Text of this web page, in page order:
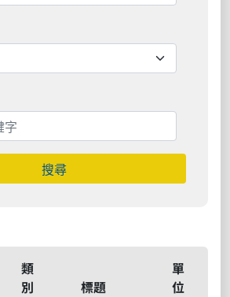
類
別
標題
單
位